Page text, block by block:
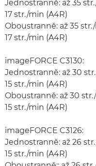
Jednostranně: až 35
17 str./min (A4R)
Oboustranně: až 35
17 str./min (A4R)
imageFORCE C3130:
Jednostranně: až 30
15 str./min (A4R)
Oboustranně: až 30
15 str./min (A4R)
imageFORCE C3126:
Jednostranně: až 26
15 str./min (A4R)